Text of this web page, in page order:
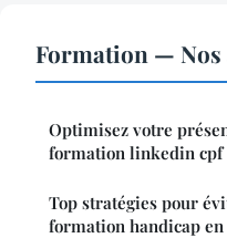
Formation — Nos
Optimisez votre
formation linkedin cpf
Top stratégies pour
formation handicap